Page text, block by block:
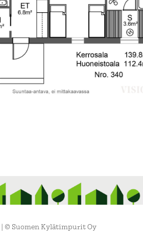
| © Suomen Kylätimpurit Oy